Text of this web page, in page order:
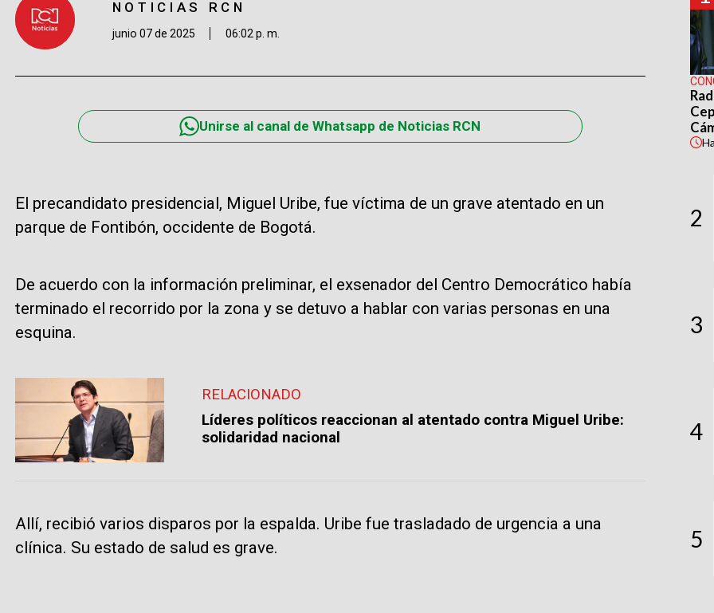
NOTICIAS RCN
junio 07 de 2025 06:02 p. m.
Unirse al canal de Whatsapp de Noticias RCN
El precandidato presidencial, Miguel Uribe, fue víctima de un grave atentado en un
parque de Fontibón, occidente de Bogotá.
De acuerdo con la información preliminar, el exsenador del Centro Democrático había
terminado el recorrido por la zona y se detuvo a hablar con varias personas en una
esquina.
RELACIONADO
Líderes políticos reaccionan al atentado contra Miguel Uribe:
solidaridad nacional
Allí, recibió varios disparos por la espalda. Uribe fue trasladado de urgencia a una
clínica. Su estado de salud es grave.
2
3
4
5